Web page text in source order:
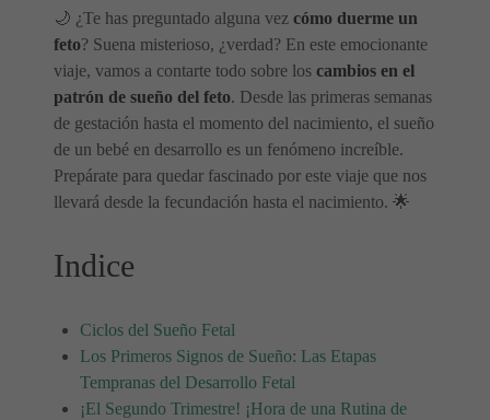
🌙 ¿Te has preguntado alguna vez cómo duerme un
feto? Suena misterioso, ¿verdad? En este emocionante
viaje, vamos a contarte todo sobre los cambios en el
patrón de sueño del feto. Desde las primeras semanas
de gestación hasta el momento del nacimiento, el sueño
de un bebé en desarrollo es un fenómeno increíble.
Prepárate para quedar fascinado por este viaje que nos
llevará desde la fecundación hasta el nacimiento. 🌟
Indice
Ciclos del Sueño Fetal
Los Primeros Signos de Sueño: Las Etapas
Tempranas del Desarrollo Fetal
¡El Segundo Trimestre! ¡Hora de una Rutina de